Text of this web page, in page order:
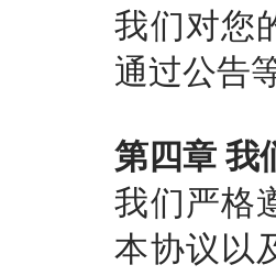
我们对您
通过公告
第四章 我
我们严格
本协议以